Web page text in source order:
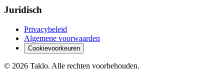
Juridisch
Privacybeleid
Algemene voorwaarden
Cookievoorkeuren
© 2026 Taklo. Alle rechten voorbehouden.